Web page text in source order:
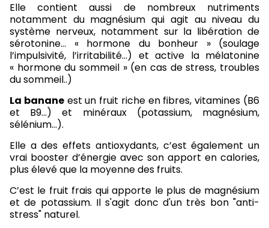
Elle contient aussi de nombreux nutriments
notamment du magnésium qui agit au niveau du
système nerveux, notamment sur la libération de
sérotonine… « hormone du bonheur » (soulage
l’impulsivité, l’irritabilité…) et active la mélatonine
« hormone du sommeil » (en cas de stress, troubles
du sommeil..)
La bananeest un fruit riche en fibres, vitamines (B6
et B9…) et minéraux (potassium, magnésium,
sélénium…).
Elle a des effets antioxydants, c’est également un
vrai booster d’énergie avec son apport en calories,
plus élevé que la moyenne des fruits.
C’est le fruit frais qui apporte le plus de magnésium
et de potassium. Il s'agit donc d'un très bon "anti-
stress" naturel.